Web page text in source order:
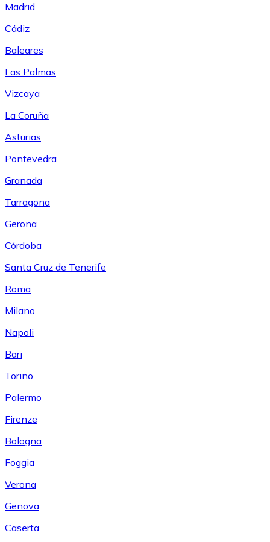
Madrid
Cádiz
Baleares
Las Palmas
Vizcaya
La Coruña
Asturias
Pontevedra
Granada
Tarragona
Gerona
Córdoba
Santa Cruz de Tenerife
Roma
Milano
Napoli
Bari
Torino
Palermo
Firenze
Bologna
Foggia
Verona
Genova
Caserta